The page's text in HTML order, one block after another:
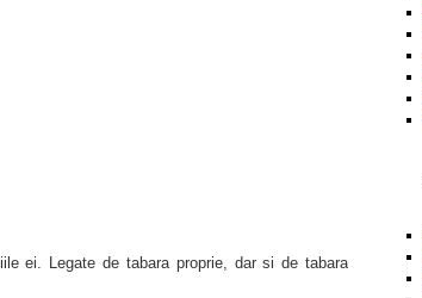
ei. Legate de tabara proprie, dar si de tabara